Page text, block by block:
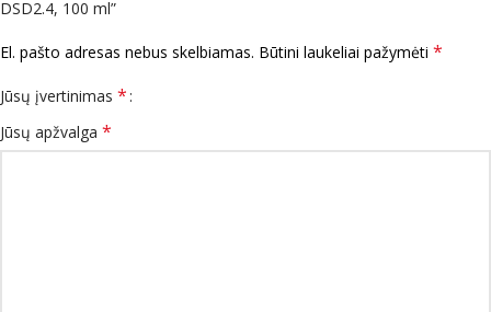
DSD2.4, 100 ml”
El. pašto adresas nebus skelbiamas. Būtini laukeliai pažymėti *
Jūsų įvertinimas *
Jūsų apžvalga *